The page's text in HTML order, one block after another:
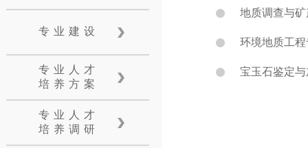
专业建设
专业人才
培养方案
专业人才
培养调研
地质调查与
环境地质工
宝玉石鉴定